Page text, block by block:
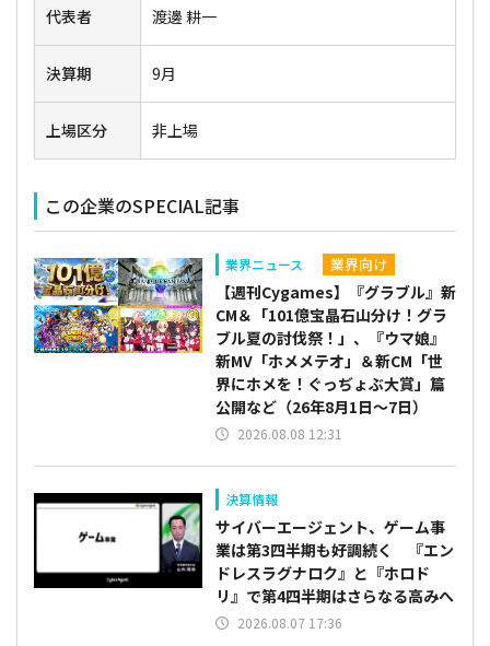
代表者 渡邊 耕一
決算期 9月
上場区分 非上場
この企業のSPECIAL記事
業界ニュース 業界向け
【週刊Cygames】『グラブル』新
CM＆「101億宝晶石山分け！グラ
ブル夏の討伐祭！」、『ウマ娘』
新MV「ホメメテオ」＆新CM「世
界にホメを！ぐっぢょぶ大賞」篇
公開など（26年8月1日～7日）
2026.08.08 12:31
決算情報
サイバーエージェント、ゲーム事
業は第3四半期も好調続く 『エン
ドレスラグナロク』と『ホロド
リ』で第4四半期はさらなる高みへ
2026.08.07 17:36